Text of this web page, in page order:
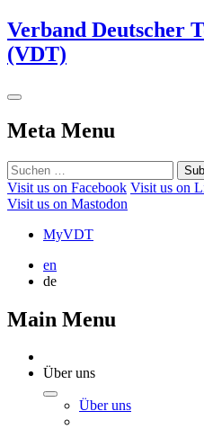
Verband Deutscher
(VDT)
Meta Menu
Visit us on Facebook Visit us on
Visit us on Mastodon
MyVDT
en
de
Main Menu
Über uns
Über uns